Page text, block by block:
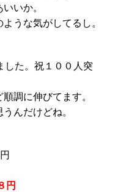
いか。
うな気がしてるし。
した。祝１００人突
調に伸びてます。
んだけどね。
円